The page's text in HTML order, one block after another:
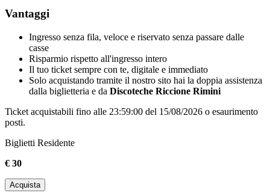
Vantaggi
Ingresso senza fila, veloce e riservato senza passare dalle
casse
Risparmio rispetto all'ingresso intero
Il tuo ticket sempre con te, digitale e immediato
Solo acquistando tramite il nostro sito hai la doppia assistenza
dalla biglietteria e da Discoteche Riccione Rimini
Ticket acquistabili fino alle 23:59:00 del 15/08/2026 o esaurimento
posti.
Biglietti Residente
€ 30
Acquista